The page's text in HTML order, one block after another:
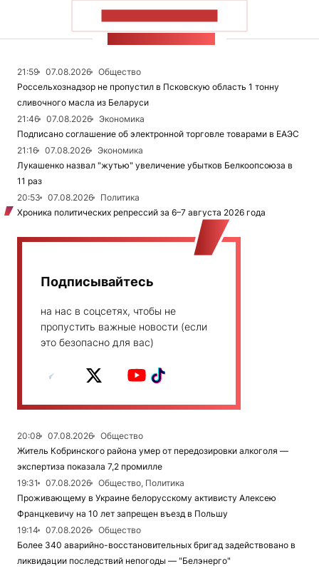
21:59 07.08.2026
Общество
Россельхознадзор не пропустил в Псковскую область 1 тонну
сливочного масла из Беларуси
21:46
07.08.2026
Экономика
Подписано соглашение об электронной торговле товарами в ЕАЭС
21:16
07.08.2026
Экономика
Лукашенко назвал "жутью" увеличение убытков Белкоопсоюза в
11 раз
20:53
07.08.2026
Политика
Хроника политических репрессий за 6–7 августа 2026 года
Подписывайтесь
на нас в соцсетях, чтобы не
пропустить важные новости (если
это безопасно для вас)
20:08 07.08.2026
Общество
Житель Кобринского района умер от передозировки алкоголя —
экспертиза показала 7,2 промилле
19:31
07.08.2026
Общество, Политика
Проживающему в Украине белорусскому активисту Алексею
Францкевичу на 10 лет запрещен въезд в Польшу
19:14
07.08.2026
Общество
Более 340 аварийно-восстановительных бригад задействовано в
ликвидации последствий непогоды — "Белэнерго"